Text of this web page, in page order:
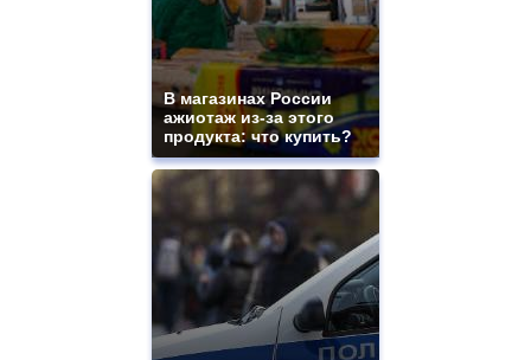
В магазинах России
ажиотаж из-за этого
продукта: что купить?